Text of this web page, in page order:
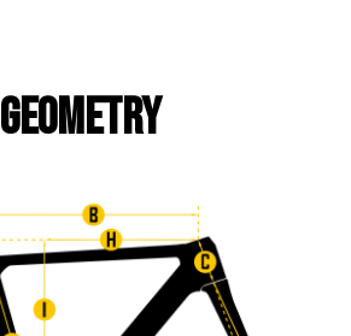
GEOMETRY